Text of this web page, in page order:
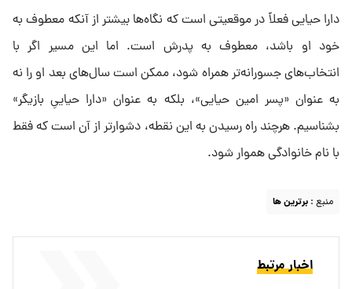
دارا حیایی فعلاً در موقعیتی است که نگاه‌ها بیشتر از آنکه معطوف به
خود او باشد، معطوف به پدرش است. اما این مسیر اگر با
انتخاب‌های جسورانه‌تر همراه شود، ممکن است سال‌های بعد او را نه
به عنوان «پسر امین حیایی»، بلکه به عنوان «دارا حیاییِ بازیگر»
بشناسیم. هرچند راه رسیدن به این نقطه، دشوارتر از آن است که فقط
با نام خانوادگی هموار شود.
منبع : برترین ها
اخبار مرتبط